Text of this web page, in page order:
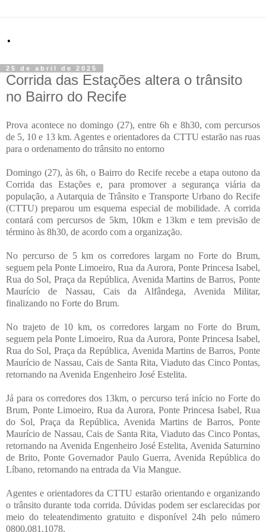
.
25 de abril de 2025
Corrida das Estações altera o trânsito
no Bairro do Recife
Prova acontece no domingo (27), entre 6h e 8h30, com percursos
de 5, 10 e 13 km. Agentes e orientadores da CTTU estarão nas ruas
para o ordenamento do trânsito no entorno
Domingo (27), às 6h, o Bairro do Recife recebe a etapa outono da
Corrida das Estações e, para promover a segurança viária da
população, a Autarquia de Trânsito e Transporte Urbano do Recife
(CTTU) preparou um esquema especial de mobilidade. A corrida
contará com percursos de 5km, 10km e 13km e tem previsão de
término às 8h30, de acordo com a organização.
No percurso de 5 km os corredores largam no Forte do Brum,
seguem pela Ponte Limoeiro, Rua da Aurora, Ponte Princesa Isabel,
Rua do Sol, Praça da República, Avenida Martins de Barros, Ponte
Maurício de Nassau, Cais da Alfândega, Avenida Militar,
finalizando no Forte do Brum.
No trajeto de 10 km, os corredores largam no Forte do Brum,
seguem pela Ponte Limoeiro, Rua da Aurora, Ponte Princesa Isabel,
Rua do Sol, Praça da República, Avenida Martins de Barros, Ponte
Maurício de Nassau, Cais de Santa Rita, Viaduto das Cinco Pontas,
retornando na Avenida Engenheiro José Estelita.
Já para os corredores dos 13km, o percurso terá início no Forte do
Brum, Ponte Limoeiro, Rua da Aurora, Ponte Princesa Isabel, Rua
do Sol, Praça da República, Avenida Martins de Barros, Ponte
Maurício de Nassau, Cais de Santa Rita, Viaduto das Cinco Pontas,
retornando na Avenida Engenheiro José Estelita, Avenida Saturnino
de Brito, Ponte Governador Paulo Guerra, Avenida República do
Líbano, retornando na entrada da Via Mangue.
Agentes e orientadores da CTTU estarão orientando e organizando
o trânsito durante toda corrida. Dúvidas podem ser esclarecidas por
meio do teleatendimento gratuito e disponível 24h pelo número
0800.081.1078.